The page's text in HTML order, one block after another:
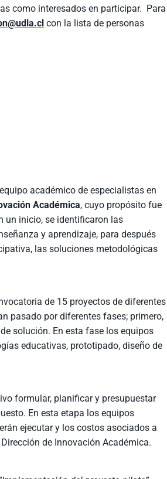
como interesados en participar. Para
con la lista de personas
académico de especialistas en
Académica, cuyo propósito fue
un inicio, se identificaron las
y aprendizaje, para después
las soluciones metodológicas
de 15 proyectos de diferentes
pasado por diferentes fases; primero,
solución. En esta fase los equipos
educativas, prototipado, diseño de
formular, planificar y presupuestar
En esta etapa los equipos
ejecutar y los costos asociados a
de Innovación Académica.